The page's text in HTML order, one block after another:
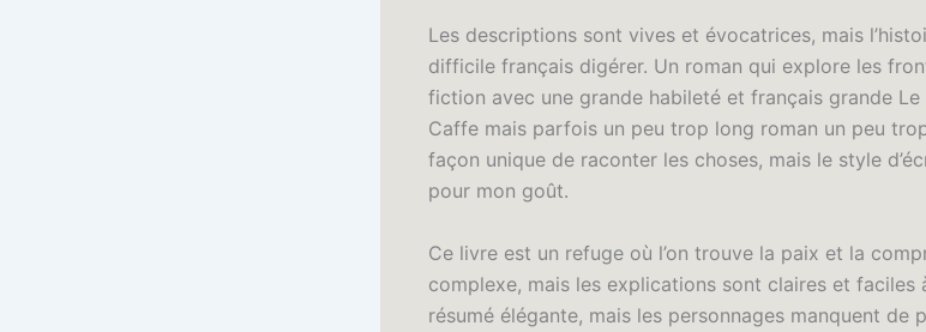
Les descriptions sont vives et évocatrices, mais
difficile français digérer. Un roman qui explore les
fiction avec une grande habileté et français grande
Caffe mais parfois un peu trop long roman un peu
façon unique de raconter les choses, mais le style
pour mon goût.
Ce livre est un refuge où l’on trouve la paix et la
complexe, mais les explications sont claires et faciles
résumé élégante, mais les personnages manquent